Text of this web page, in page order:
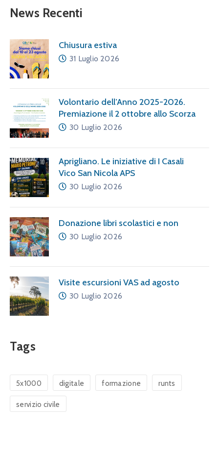
News Recenti
Chiusura estiva
31 Luglio 2026
Volontario dell’Anno 2025-2026.
Premiazione il 2 ottobre allo Scorza
30 Luglio 2026
Aprigliano. Le iniziative di I Casali
Vico San Nicola APS
30 Luglio 2026
Donazione libri scolastici e non
30 Luglio 2026
Visite escursioni VAS ad agosto
30 Luglio 2026
Tags
5x1000 digitale formazione runts
servizio civile